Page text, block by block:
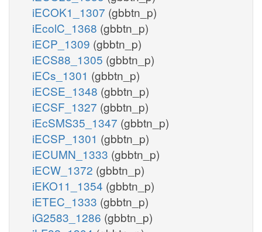
iECOK1_1307 (gbbtn_p)
iEcolC_1368 (gbbtn_p)
iECP_1309 (gbbtn_p)
iECS88_1305 (gbbtn_p)
iECs_1301 (gbbtn_p)
iECSE_1348 (gbbtn_p)
iECSF_1327 (gbbtn_p)
iEcSMS35_1347 (gbbtn_p)
iECSP_1301 (gbbtn_p)
iECUMN_1333 (gbbtn_p)
iECW_1372 (gbbtn_p)
iEKO11_1354 (gbbtn_p)
iETEC_1333 (gbbtn_p)
iG2583_1286 (gbbtn_p)